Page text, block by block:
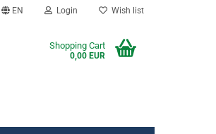
EN Login Wish list
Shopping Cart
0,00 EUR